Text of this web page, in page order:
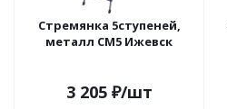
Стремянка 5ступеней,
металл СМ5 Ижевск
3 205₽/шт